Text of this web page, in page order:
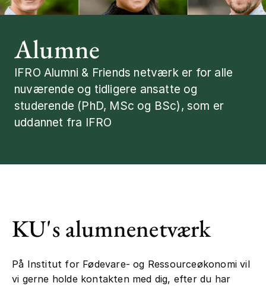
Alumne
IFRO Alumni & Friends netværk er for alle
nuværende og tidligere ansatte og
studerende (PhD, MSc og BSc), som er
uddannet fra IFRO
KU's alumnenetværk
På Institut for Fødevare- og Ressourceøkonomi vil
vi gerne holde kontakten med dig, efter du har